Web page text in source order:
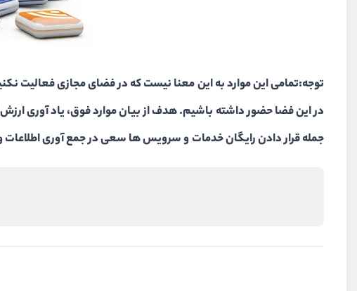
توجه:تمامی این موارد به این معنا نیست که در فضای مجازی فعالیت
در این فضا حضور داشته باشیم. هدف از بیان موارد فوق، یاد آوری
جمله قرار دادن رایگان خدمات و سرویس ها سعی در جمع آوری اطلاعات